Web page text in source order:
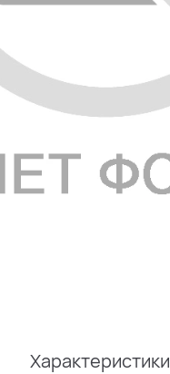
Характеристики